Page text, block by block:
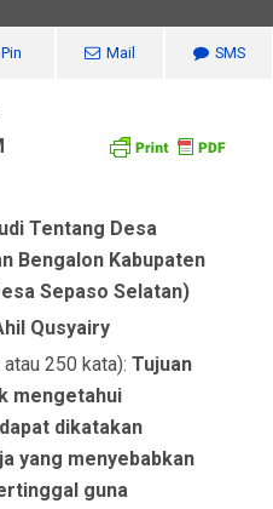
Pin Mail SMS
Tentang Desa
Bengalon Kabupaten
Sepaso Selatan)
Qusyairy
atau 250 kata):Tujuan
mengetahui
dikatakan
yang menyebabkan
guna